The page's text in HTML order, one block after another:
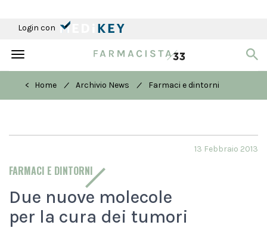
Login con
Toggle
< Home
/ Archivio News / Farmaci e dintorni
FARMACI E DINTORNI
13 Febbraio 2013
Due nuove molecole
per la cura dei tumori